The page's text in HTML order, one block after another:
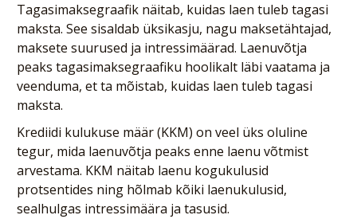
Tagasimaksegraafik näitab, kuidas laen tuleb tagasi
maksta. See sisaldab üksikasju, nagu maksetähtajad,
maksete suurused ja intressimäärad. Laenuvõtja
peaks tagasimaksegraafiku hoolikalt läbi vaatama ja
veenduma, et ta mõistab, kuidas laen tuleb tagasi
maksta.
Krediidi kulukuse määr (KKM) on veel üks oluline
tegur, mida laenuvõtja peaks enne laenu võtmist
arvestama. KKM näitab laenu kogukulusid
protsentides ning hõlmab kõiki laenukulusid,
sealhulgas intressimäära ja tasusid.